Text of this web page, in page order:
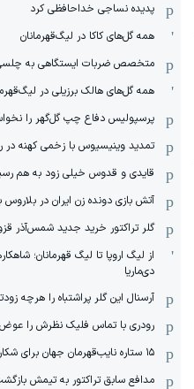
پدیده نساجی خداحافظی کرد
همه گل‌های کاکا در لیگ‌قهرمانان
متخصص ضربات ایستگاهی به
همه گل‌های هالک برزیلی در
پرسپولیس دفاع چپ گل‌گهر را
تمدید وینیسیوس با زخمی کهنه در
قایدی و قدوس خیلی زود به هم
آتش بازی دونده زن ایران در
گلر تراکتور خرید جدید شمس‌آذر
از لیگ اروپا تا لیگ قهرمانان؛
دی‌ماریا
آرسنال این گلر پراشتباه را هرچه
رودری با تماس فلیک نظرش را
١۵ ستاره نایب‌قهرمان جهان برای شکار طلای اروپا
مدافع سابق تراکتور به تیمش